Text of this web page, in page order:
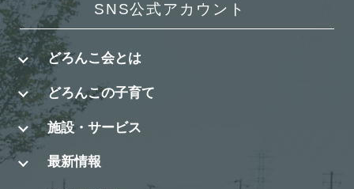
SNS公式アカウント
どろんこ会とは
どろんこの子育て
施設・サービス
最新情報